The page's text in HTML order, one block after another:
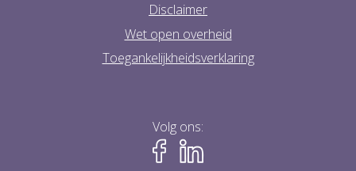
Disclaimer
Wet open overheid
Toegankelijkheidsverklaring
Volg ons: